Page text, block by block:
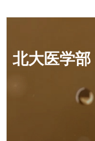
北大医学部